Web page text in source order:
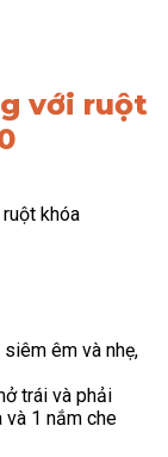
với ruột
khóa
êm và nhẹ,
trái và phải
và 1 nắm che